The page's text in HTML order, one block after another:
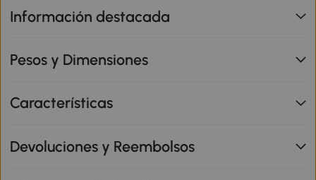
Información destacada
Pesos y Dimensiones
Características
Devoluciones y Reembolsos